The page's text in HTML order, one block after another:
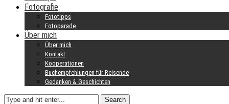
Fotografie
Fototipps
Fotoparade
Über mich
Über mich
Kontakt
Kooperationen
Buchempfehlungen für Reisende
Gedanken & Geschichten
Search